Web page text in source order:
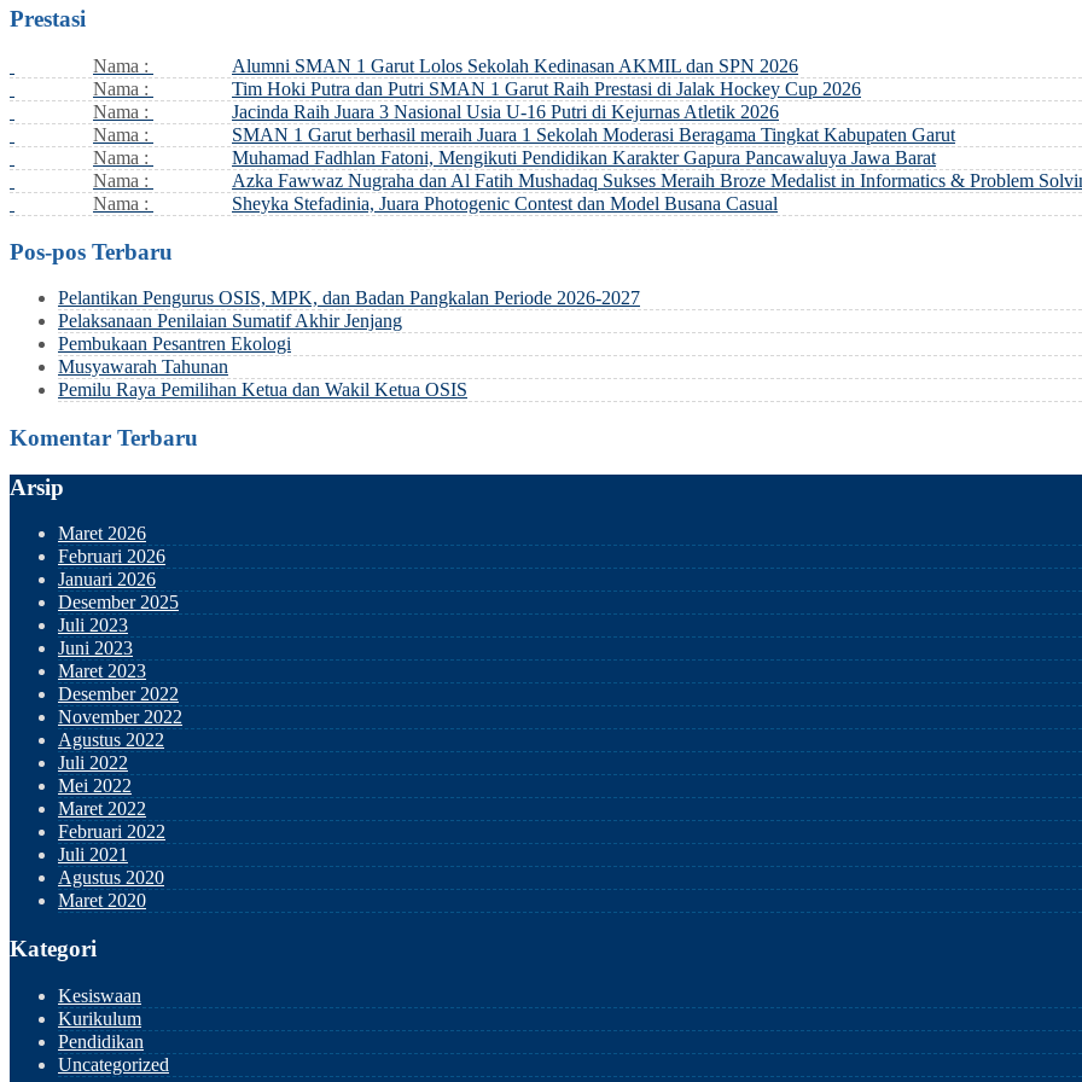
Prestasi
Nama :
Alumni SMAN 1 Garut Lolos Sekolah Kedinasan AKMIL dan SPN 2026
Nama :
Tim Hoki Putra dan Putri SMAN 1 Garut Raih Prestasi di Jalak Hockey Cup 2026
Nama :
Jacinda Raih Juara 3 Nasional Usia U-16 Putri di Kejurnas Atletik 2026
Nama :
SMAN 1 Garut berhasil meraih Juara 1 Sekolah Moderasi Beragama Tingkat Kabupaten Garut
Nama :
Muhamad Fadhlan Fatoni, Mengikuti Pendidikan Karakter Gapura Pancawaluya Jawa Barat
Nama :
Azka Fawwaz Nugraha dan Al Fatih Mushadaq Sukses Meraih Broze Medalist in Informatics & Problem
Nama :
Sheyka Stefadinia, Juara Photogenic Contest dan Model Busana Casual
Pos-pos Terbaru
Pelantikan Pengurus OSIS, MPK, dan Badan Pangkalan Periode 2026-2027
Pelaksanaan Penilaian Sumatif Akhir Jenjang
Pembukaan Pesantren Ekologi
Musyawarah Tahunan
Pemilu Raya Pemilihan Ketua dan Wakil Ketua OSIS
Komentar Terbaru
Arsip
Maret 2026
Februari 2026
Januari 2026
Desember 2025
Juli 2023
Juni 2023
Maret 2023
Desember 2022
November 2022
Agustus 2022
Juli 2022
Mei 2022
Maret 2022
Februari 2022
Juli 2021
Agustus 2020
Maret 2020
Kategori
Kesiswaan
Kurikulum
Pendidikan
Uncategorized